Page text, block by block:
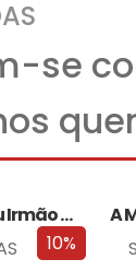
se
10%
A Miúda do Meu Irmão – Edição…